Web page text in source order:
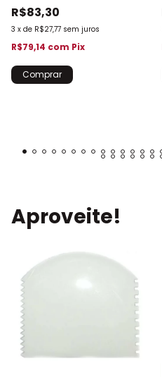
R$83,30
3 x de R$27,77 sem juros
R$79,14 com Pix
Aproveite!